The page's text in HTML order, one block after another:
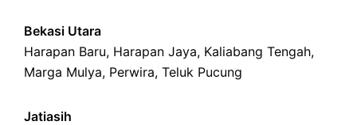
Bekasi Utara
Harapan Baru, Harapan Jaya, Kaliabang Tengah,
Marga Mulya, Perwira, Teluk Pucung
Jatiasih